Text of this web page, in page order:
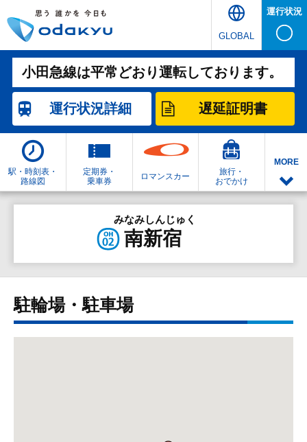
GLOBAL
運行状況
小田急線は平常どおり運転しております。
運行状況詳細 遅延証明書
駅・時刻表・
路線図
定期券・
乗車券
ロマンスカー
旅行・
おでかけ
MORE
みなみしんじゅく
南新宿
駐輪場・駐車場